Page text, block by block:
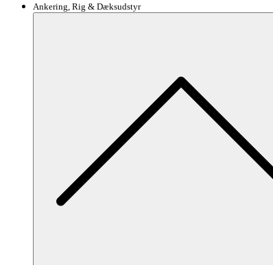
Ankering, Rig & Dæksudstyr